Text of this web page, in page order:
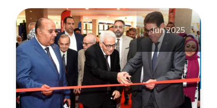
Jun 2025